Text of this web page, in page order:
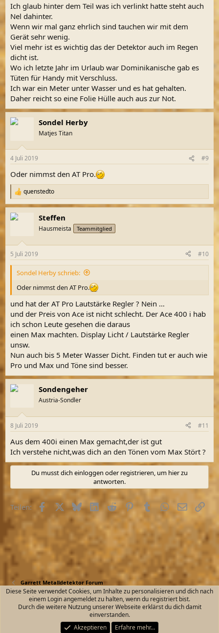
Ich glaub hinter dem Teil was ich verlinkt hatte steht auch
Nel dahinter.
Wenn wir mal ganz ehrlich sind tauchen wir mit dem
Gerät sehr wenig.
Viel mehr ist es wichtig das der Detektor auch im Regen
dicht ist.
Wo ich letzte Jahr im Urlaub war Dominikanische gab es
Tüten für Handy mit Verschluss.
Ich war ein Meter unter Wasser und es hat gehalten.
Daher reicht so eine Folie Hülle auch aus zur Not.
Sondel Herby
Matjes Titan
4 Juli 2019 #9
Oder nimmst den AT Pro.
R
e
a
k
e
n
quenstedto
Steffen
Hausmeista Teammitglied
5 Juli 2019 #10
Sondel Herby schrieb:
Oder nimmst den AT Pro.
und hat der AT Pro Lautstärke Regler ? Nein …
und der Preis von Ace ist nicht schlecht. Der Ace 400 i hab
ich schon Leute gesehen die daraus
einen Max machten. Display Licht / Lautstärke Regler
unsw.
Nun auch bis 5 Meter Wasser Dicht. Finden tut er auch wie
Pro und Max und Töne sind besser.
Sondengeher
Austria-Sondler
8 Juli 2019 #11
Aus dem 400i einen Max gemacht,der ist gut
Ich verstehe nicht,was dich an den Tönen vom Max Stört ?
Du musst dich einloggen oder registrieren, um hier zu
antworten.
Teilen: FacebookX (Twitter)
BlueskyLinkedIn
Reddit PinterestTumblrWhatsApp
E-MailLink
Garrett Metalldetektor Forum
Kontakt Nutzungsbedingungen
Datenschutz
Start
R
S
Community platform by XenForo® © 2010-2026 XenForo Ltd.
Diese Seite verwendet Cookies, um Inhalte zu personalisieren und dich nach
einem Login angemeldet zu halten, wenn du registriert bist.
Durch die weitere Nutzung unserer Webseite erklärst du dich damit
einverstanden.
Akzeptieren
Erfahre mehr…